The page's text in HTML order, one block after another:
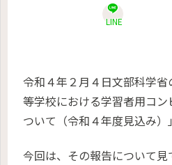
LINE
令和４年２月４日文部科学
等学校における学習者用コ
ついて（令和４年度見込み）
今回は、その報告について見